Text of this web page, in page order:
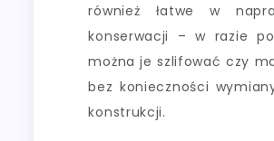
również łatwe w
konserwacji – w razie
można je szlifować czy
bez konieczności
konstrukcji.